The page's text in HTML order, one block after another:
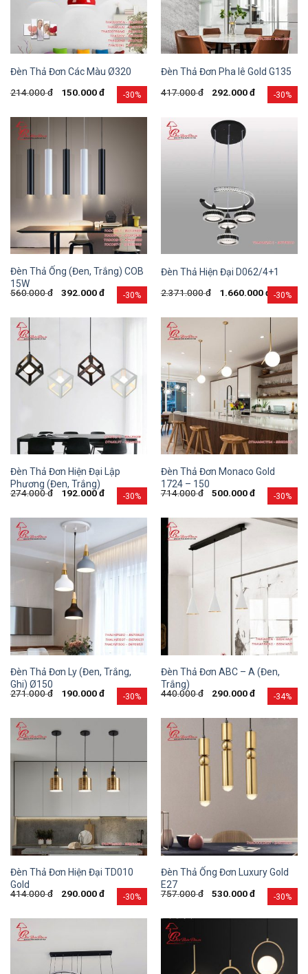
-30%
Đèn Thả Đơn Các Màu Ø320
214.000đ 150.000đ -30%
Đèn Thả Đơn Pha lê Gold G135
417.000đ 292.000đ
-30%
Đèn Thả Ống (Đen, Trắng) COB
15W
560.000đ 392.000đ -30%
Đèn Thả Hiện Đại D062/4+1
2.371.000đ 1.660.000đ
-30%
Đèn Thả Đơn Hiện Đại Lập
Phương (Đen, Trắng)
274.000đ 192.000đ -30%
Đèn Thả Đơn Monaco Gold
1724 – 150
714.000đ 500.000đ
-30%
Đèn Thả Đơn Ly (Đen, Trắng,
Ghi) Ø150
271.000đ 190.000đ -34%
Đèn Thả Đơn ABC – A (Đen,
Trắng)
440.000đ 290.000đ
-30%
Đèn Thả Đơn Hiện Đại TD010
Gold
414.000đ 290.000đ -30%
Đèn Thả Ống Đơn Luxury Gold
E27
757.000đ 530.000đ